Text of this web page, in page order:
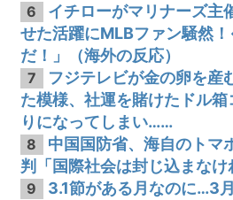
6
イチローがマリナーズ主
せた活躍にMLBファン騒然
だ！」（海外の反応）
7
フジテレビが金の卵を産
た模様、社運を賭けたドル
りになってしまい……
8
中国国防省、海自のトマ
判「国際社会は封じ込まなけ
9
3.1節がある月なのに…3